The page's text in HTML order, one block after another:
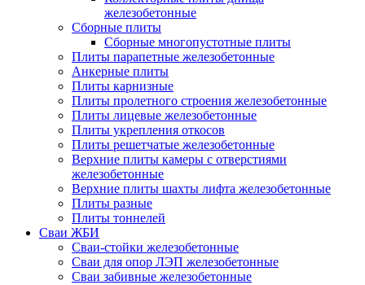
железобетонные
Сборные плиты
Сборные многопустотные плиты
Плиты парапетные железобетонные
Анкерные плиты
Плиты карнизные
Плиты пролетного строения железобетонные
Плиты лицевые железобетонные
Плиты укрепления откосов
Плиты решетчатые железобетонные
Верхние плиты камеры с отверстиями
железобетонные
Верхние плиты шахты лифта железобетонные
Плиты разные
Плиты тоннелей
Сваи ЖБИ
Сваи-стойки железобетонные
Сваи для опор ЛЭП железобетонные
Сваи забивные железобетонные